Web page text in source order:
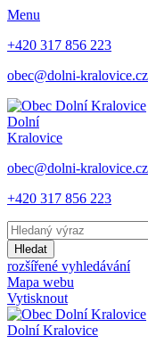
Menu
+420 317 856 223
obec@dolni-kralovice.cz
Dolní
Kralovice
obec@dolni-kralovice.cz
+420 317 856 223
Hledat
rozšířené vyhledávání
Mapa webu
Vytisknout
Dolní Kralovice